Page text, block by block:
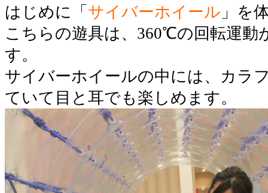
はじめに「 サイバーホイール 」を
こちらの遊具は、360℃の回転運動
す。
サイバーホイールの中には、カラ
ていて目と耳でも楽しめます。